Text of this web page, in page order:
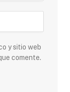
y sitio web
comente.